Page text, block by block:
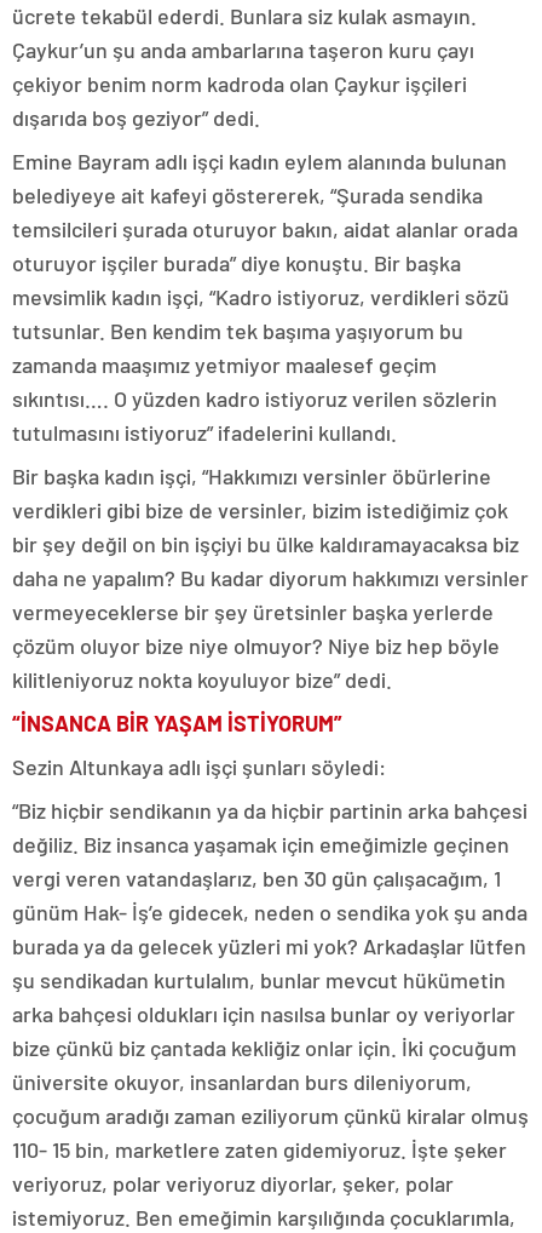
ücrete tekabül ederdi. Bunlara siz kulak asmayın.
Çaykur’un şu anda ambarlarına taşeron kuru çayı
çekiyor benim norm kadroda olan Çaykur işçileri
dışarıda boş geziyor” dedi.
Emine Bayram adlı işçi kadın eylem alanında bulunan
belediyeye ait kafeyi göstererek, “Şurada sendika
temsilcileri şurada oturuyor bakın, aidat alanlar orada
oturuyor işçiler burada” diye konuştu. Bir başka
mevsimlik kadın işçi, “Kadro istiyoruz, verdikleri sözü
tutsunlar. Ben kendim tek başıma yaşıyorum bu
zamanda maaşımız yetmiyor maalesef geçim
sıkıntısı…. O yüzden kadro istiyoruz verilen sözlerin
tutulmasını istiyoruz” ifadelerini kullandı.
Bir başka kadın işçi, “Hakkımızı versinler öbürlerine
verdikleri gibi bize de versinler, bizim istediğimiz çok
bir şey değil on bin işçiyi bu ülke kaldıramayacaksa biz
daha ne yapalım? Bu kadar diyorum hakkımızı versinler
vermeyeceklerse bir şey üretsinler başka yerlerde
çözüm oluyor bize niye olmuyor? Niye biz hep böyle
kilitleniyoruz nokta koyuluyor bize” dedi.
“İNSANCA BİR YAŞAM İSTİYORUM”
Sezin Altunkaya adlı işçi şunları söyledi:
“Biz hiçbir sendikanın ya da hiçbir partinin arka bahçesi
değiliz. Biz insanca yaşamak için emeğimizle geçinen
vergi veren vatandaşlarız, ben 30 gün çalışacağım, 1
günüm Hak- İş’e gidecek, neden o sendika yok şu anda
burada ya da gelecek yüzleri mi yok? Arkadaşlar lütfen
şu sendikadan kurtulalım, bunlar mevcut hükümetin
arka bahçesi oldukları için nasılsa bunlar oy veriyorlar
bize çünkü biz çantada kekliğiz onlar için. İki çocuğum
üniversite okuyor, insanlardan burs dileniyorum,
çocuğum aradığı zaman eziliyorum çünkü kiralar olmuş
110- 15 bin, marketlere zaten gidemiyoruz. İşte şeker
veriyoruz, polar veriyoruz diyorlar, şeker, polar
istemiyoruz. Ben emeğimin karşılığında çocuklarımla,